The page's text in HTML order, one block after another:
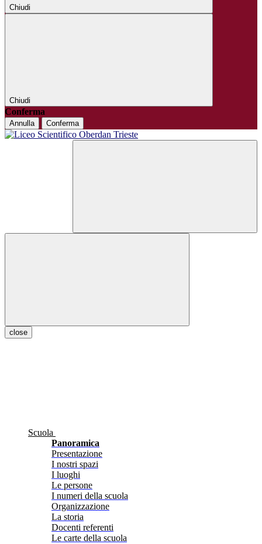
Chiudi
Chiudi
Conferma
Annulla Conferma
close
Scuola
Panoramica
Presentazione
I nostri spazi
I luoghi
Le persone
I numeri della scuola
Organizzazione
La storia
Docenti referenti
Le carte della scuola